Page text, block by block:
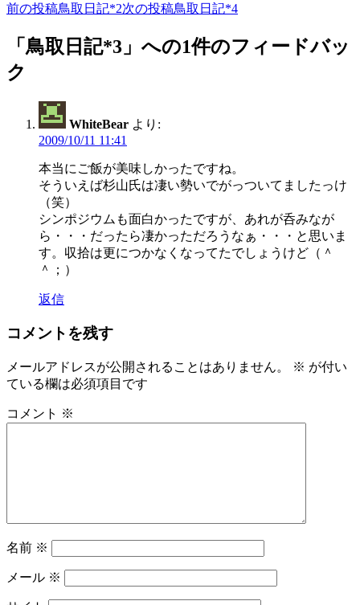
投
稿
ナ
前の投稿鳥取日記*2次の投稿鳥取日記*4
「鳥取日記*3」への1件のフィードバッ
ク
WhiteBear より:
2009/10/11 11:41
本当にご飯が美味しかったですね。
そういえば杉山氏は凄い勢いでがっついてましたっけ
（笑）
シンポジウムも面白かったですが、あれが呑みなが
ら・・・だったら凄かっただろうなぁ・・・と思いま
す。収拾は更につかなくなってたでしょうけど（＾
＾；）
返信
コメントを残す
メールアドレスが公開されることはありません。 ※ が付い
ている欄は必須項目です
コメント ※
名前 ※
メール ※